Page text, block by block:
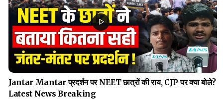
Jantar Mantar प्रदर्शन पर NEET छात्रों की राय, CJP पर क्या बोले?
Latest News Breaking